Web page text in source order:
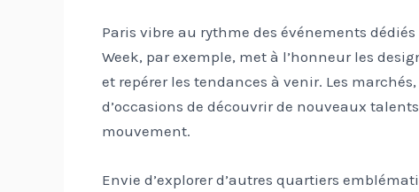
Paris vibre au rythme des événements
Week, par exemple, met à l’honneur les
et repérer les tendances à venir. Les
d’occasions de découvrir de nouveaux
mouvement.
Envie d’explorer d’autres quartiers